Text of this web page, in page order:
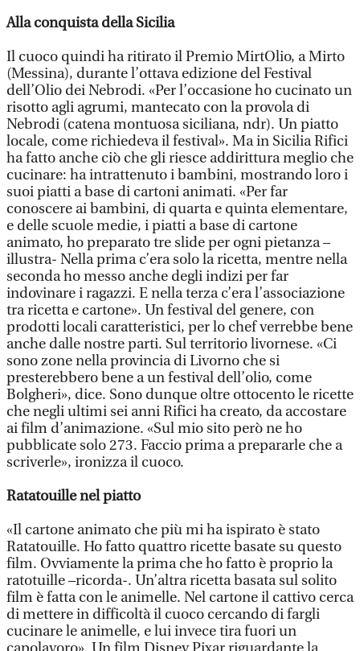
Alla conquista della Sicilia
Il cuoco quindi ha ritirato il Premio MirtOlio, a Mirto
(Messina), durante l’ottava edizione del Festival
dell’Olio dei Nebrodi. «Per l’occasione ho cucinato un
risotto agli agrumi, mantecato con la provola di
Nebrodi (catena montuosa siciliana, ndr). Un piatto
locale, come richiedeva il festival». Ma in Sicilia Rifici
ha fatto anche ciò che gli riesce addirittura meglio che
cucinare: ha intrattenuto i bambini, mostrando loro i
suoi piatti a base di cartoni animati. «Per far
conoscere ai bambini, di quarta e quinta elementare,
e delle scuole medie, i piatti a base di cartone
animato, ho preparato tre slide per ogni pietanza –
illustra- Nella prima c’era solo la ricetta, mentre nella
seconda ho messo anche degli indizi per far
indovinare i ragazzi. E nella terza c’era l’associazione
tra ricetta e cartone». Un festival del genere, con
prodotti locali caratteristici, per lo chef verrebbe bene
anche dalle nostre parti. Sul territorio livornese. «Ci
sono zone nella provincia di Livorno che si
presterebbero bene a un festival dell’olio, come
Bolgheri», dice. Sono dunque oltre ottocento le ricette
che negli ultimi sei anni Rifici ha creato, da accostare
ai film d’animazione. «Sul mio sito però ne ho
pubblicate solo 273. Faccio prima a prepararle che a
scriverle», ironizza il cuoco.
Ratatouille nel piatto
«Il cartone animato che più mi ha ispirato è stato
Ratatouille. Ho fatto quattro ricette basate su questo
film. Ovviamente la prima che ho fatto è proprio la
ratotuille –ricorda-. Un’altra ricetta basata sul solito
film è fatta con le animelle. Nel cartone il cattivo cerca
di mettere in difficoltà il cuoco cercando di fargli
cucinare le animelle, e lui invece tira fuori un